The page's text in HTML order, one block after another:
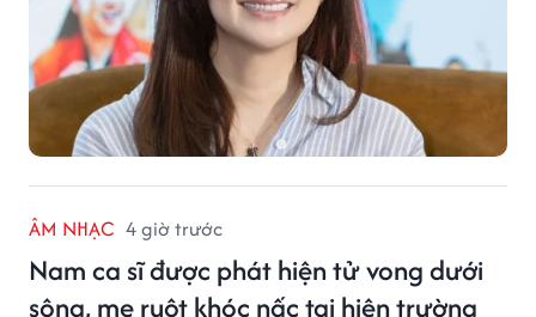
ÂM NHẠC 4 giờ trước
Nam ca sĩ được phát hiện tử vong dưới
sông, mẹ ruột khóc nấc tại hiện trường